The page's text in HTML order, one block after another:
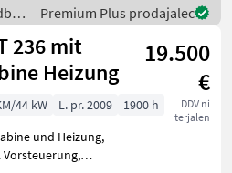
Anbaugeräte auf
/
Premium Plus prodajalec
236 mit
Heizung
19.500
€
DDV ni
terjalen
44 kW L. pr. 2009
1900 h
und Heizung,
Vorsteuerung,